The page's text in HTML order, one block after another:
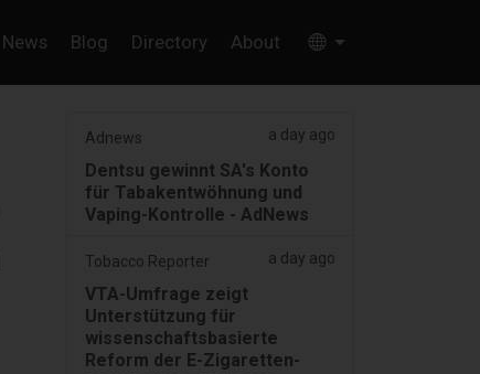
News Blog Directory About
Adnews a day ago
Dentsu gewinnt SA's Konto
für Tabakentwöhnung und
Vaping-Kontrolle - AdNews
Tobacco Reporter a day ago
VTA-Umfrage zeigt
Unterstützung für
wissenschaftsbasierte
Reform der E-Zigaretten-